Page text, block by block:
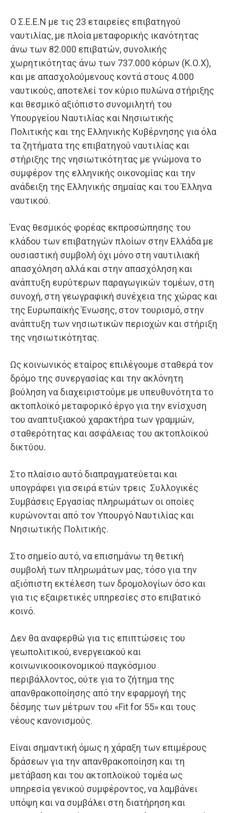
Ο Σ.Ε.Ε.Ν με τις 23 εταιρείες επιβατηγού
ναυτιλίας, με πλοία μεταφορικής ικανότητας
άνω των 82.000 επιβατών, συνολικής
χωρητικότητας άνω των 737.000 κόρων (Κ.Ο.Χ),
και με απασχολούμενους κοντά στους 4.000
ναυτικούς, αποτελεί τον κύριο πυλώνα στήριξης
και θεσμικό αξιόπιστο συνομιλητή του
Υπουργείου Ναυτιλίας και Νησιωτικής
Πολιτικής και της Ελληνικής Κυβέρνησης για όλα
τα ζητήματα της επιβατηγού ναυτιλίας και
στήριξης της νησιωτικότητας με γνώμονα το
συμφέρον της ελληνικής οικονομίας και την
ανάδειξη της Ελληνικής σημαίας και του Έλληνα
ναυτικού.
Ένας θεσμικός φορέας εκπροσώπησης του
κλάδου των επιβατηγών πλοίων στην Ελλάδα με
ουσιαστική συμβολή όχι μόνο στη ναυτιλιακή
απασχόληση αλλά και στην απασχόληση και
ανάπτυξη ευρύτερων παραγωγικών τομέων, στη
συνοχή, στη γεωγραφική συνέχεια της χώρας και
της Ευρωπαϊκής Ένωσης, στον τουρισμό, στην
ανάπτυξη των νησιωτικών περιοχών και στήριξη
της νησιωτικότητας.
Ως κοινωνικός εταίρος επιλέγουμε σταθερά τον
δρόμο της συνεργασίας και την ακλόνητη
βούληση να διαχειριστούμε με υπευθυνότητα το
ακτοπλοϊκό μεταφορικό έργο για την ενίσχυση
του αναπτυξιακού χαρακτήρα των γραμμών,
σταθερότητας και ασφάλειας του ακτοπλοϊκού
δικτύου.
Στο πλαίσιο αυτό διαπραγματεύεται και
υπογράφει για σειρά ετών τρεις Συλλογικές
Συμβάσεις Εργασίας πληρωμάτων οι οποίες
κυρώνονται από τον Υπουργό Ναυτιλίας και
Νησιωτικής Πολιτικής.
Στο σημείο αυτό, να επισημάνω τη θετική
συμβολή των πληρωμάτων μας, τόσο για την
αξιόπιστη εκτέλεση των δρομολογίων όσο και
για τις εξαιρετικές υπηρεσίες στο επιβατικό
κοινό.
Δεν θα αναφερθώ για τις επιπτώσεις του
γεωπολιτικού, ενεργειακού και
κοινωνικοοικονομικού παγκόσμιου
περιβάλλοντος, ούτε για το ζήτημα της
απανθρακοποίησης από την εφαρμογή της
δέσμης των μέτρων του «Fit for 55» και τους
νέους κανονισμούς.
Είναι σημαντική όμως η χάραξη των επιμέρους
δράσεων για την απανθρακοποίηση και τη
μετάβαση και του ακτοπλοϊκού τομέα ως
υπηρεσία γενικού συμφέροντος, να λαμβάνει
υπόψη και να συμβάλει στη διατήρηση και